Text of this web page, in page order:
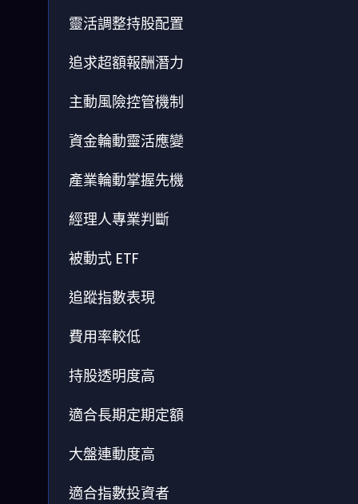
靈活調整持股配置
追求超額報酬潛力
主動風險控管機制
資金輪動靈活應變
產業輪動掌握先機
經理人專業判斷
被動式 ETF
追蹤指數表現
費用率較低
持股透明度高
適合長期定期定額
大盤連動度高
適合指數投資者